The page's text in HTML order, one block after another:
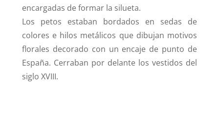
encargadas de formar la silueta.
Los petos estaban bordados en sedas de
colores e hilos metálicos que dibujan motivos
florales decorado con un encaje de punto de
España. Cerraban por delante los vestidos del
siglo XVIII.